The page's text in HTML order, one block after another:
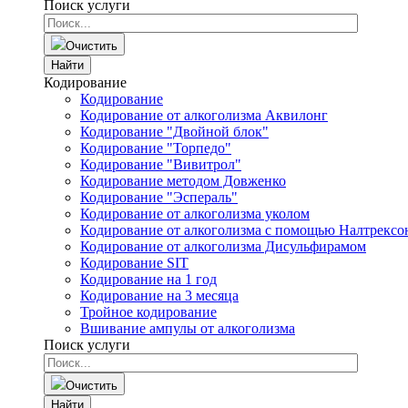
Поиск услуги
Очистить
Найти
Кодирование
Кодирование
Кодирование от алкоголизма Аквилонг
Кодирование "Двойной блок"
Кодирование "Торпедо"
Кодирование "Вивитрол"
Кодирование методом Довженко
Кодирование "Эспераль"
Кодирование от алкоголизма уколом
Кодирование от алкоголизма с помощью
Кодирование от алкоголизма Дисульфирамом
Кодирование SIT
Кодирование на 1 год
Кодирование на 3 месяца
Тройное кодирование
Вшивание ампулы от алкоголизма
Поиск услуги
Очистить
Найти